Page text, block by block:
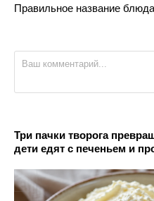
Правильное название
Три пачки творога
дети едят с печеньем и